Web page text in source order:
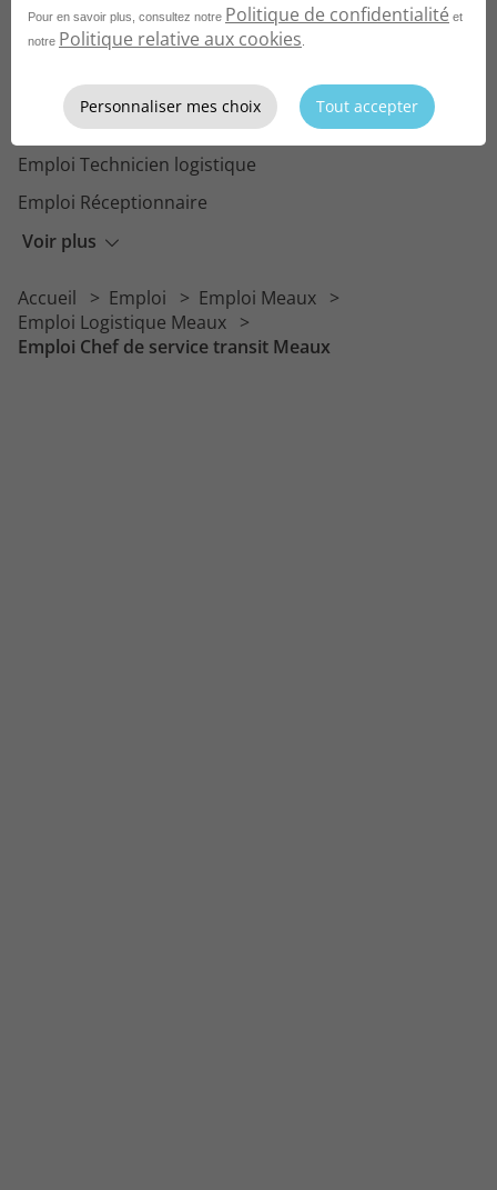
Voir plus
Emploi Manutentionnaire
Emploi Magasinier
Emploi Agent de quai
Emploi Agent logisticien
Emploi Technicien logistique
Emploi Réceptionnaire
Emploi Approvisionneur
Emploi Technicien d'exploitation
Accueil Emploi
Emploi Meaux
Emploi Logistique Meaux
Emploi Chef de service transit Meaux
Pour en savoir plus, consultez notre Politique de confidentialité et
notre Politique relative aux cookies
Personnaliser mes choix Tout accepter